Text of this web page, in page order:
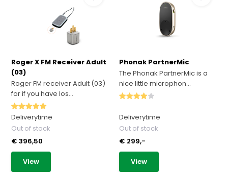
Roger X FM Receiver Adult
(03)
Roger FM receiver Adult (03)
for if you have los...
Deliverytime
Out of stock
€ 396,50
View
Phonak PartnerMic
The Phonak PartnerMic is a
nice little microphon...
Deliverytime
Out of stock
€ 299,-
View